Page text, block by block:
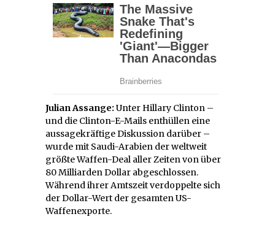
Julian Assange: Unter Hillary Clinton –
und die Clinton-E-Mails enthüllen eine
aussagekräftige Diskussion darüber –
wurde mit Saudi-Arabien der weltweit
größte Waffen-Deal aller Zeiten von über
80 Milliarden Dollar abgeschlossen.
Während ihrer Amtszeit verdoppelte sich
der Dollar-Wert der gesamten US-
Waffenexporte.